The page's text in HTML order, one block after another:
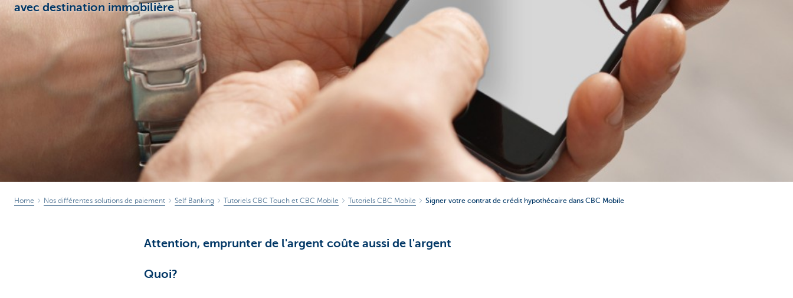
avec destination immobilière
Home Nos différentes solutions de paiement Self Banking Tutoriels CBC Touch et CBC Mobile Tutoriels CBC Mobile Signer votre contrat de crédit hypothécaire dans CBC Mobile
Attention, emprunter de l'argent coûte aussi de l'argent
Quoi?